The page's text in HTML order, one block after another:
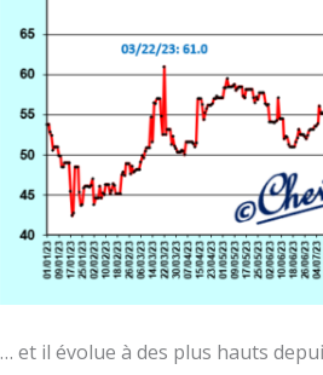
… et il évolue à des plus hauts